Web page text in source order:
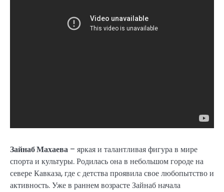
Зайнаб Махаева – яркая и талантливая фигура в мире
спорта и культуры. Родилась она в небольшом городе на
севере Кавказа, где с детства проявила свое любопытство и
активность. Уже в раннем возрасте Зайнаб начала